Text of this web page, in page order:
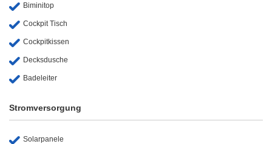
Biminitop
Cockpit Tisch
Cockpitkissen
Decksdusche
Badeleiter
Stromversorgung
Solarpanele